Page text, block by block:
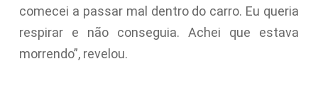
comecei a passar mal dentro do carro. Eu queria
respirar e não conseguia. Achei que estava
morrendo”, revelou.